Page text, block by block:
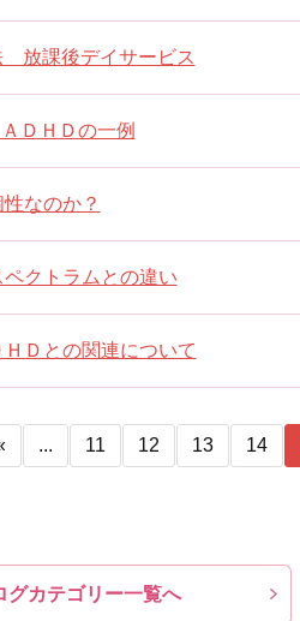
放課後デイサービス
ＤＨＤの一例
なのか？
クトラムとの違い
Ｄとの関連について
... 11 12 13 14
グカテゴリー一覧へ